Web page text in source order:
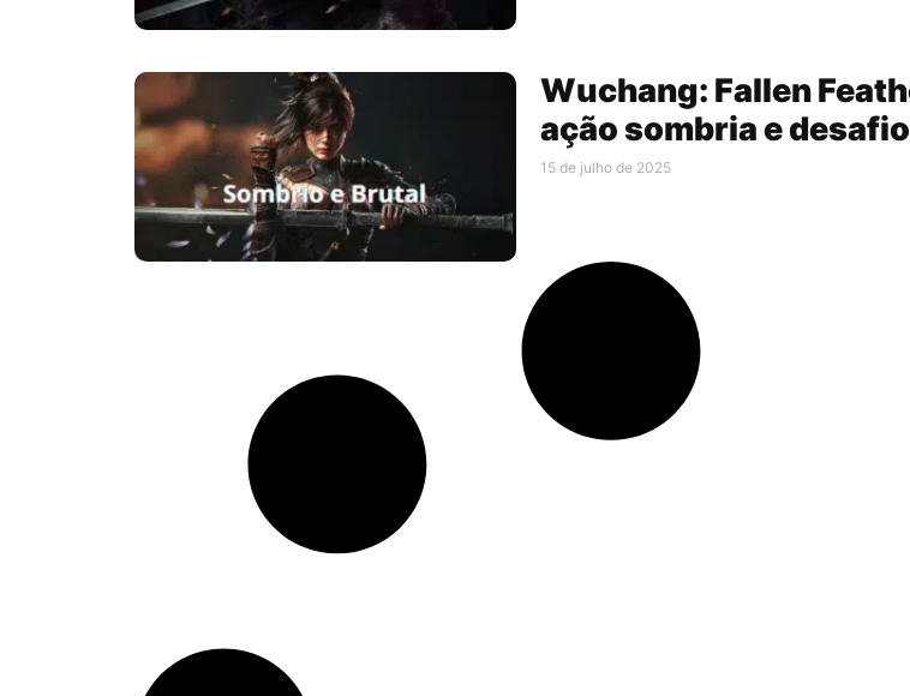
Wuchang: Fallen
ação sombria e
15 de julho de 2025